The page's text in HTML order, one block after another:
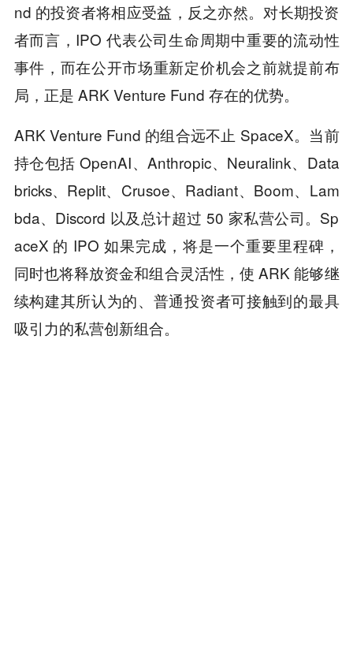
nd 的投资者将相应受益，反之亦然。对长期投资
者而言，IPO 代表公司生命周期中重要的流动性
事件，而在公开市场重新定价机会之前就提前布
局，正是 ARK Venture Fund 存在的优势。
ARK Venture Fund 的组合远不止 SpaceX。当前
持仓包括 OpenAI、Anthropic、Neuralink、Data
bricks、Replit、Crusoe、Radiant、Boom、Lam
bda、Discord 以及总计超过 50 家私营公司。Sp
aceX 的 IPO 如果完成，将是一个重要里程碑，
同时也将释放资金和组合灵活性，使 ARK 能够继
续构建其所认为的、普通投资者可接触到的最具
吸引力的私营创新组合。